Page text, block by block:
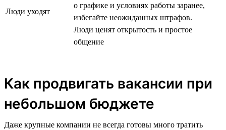
Люди уходят
о графике и условиях работы заранее,
избегайте неожиданных штрафов.
Люди ценят открытость и простое
общение
Как продвигать вакансии при
небольшом бюджете
Даже крупные компании не всегда готовы много тратить